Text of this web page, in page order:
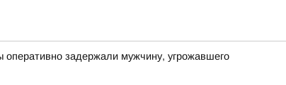
задержали мужчину, угрожавшего